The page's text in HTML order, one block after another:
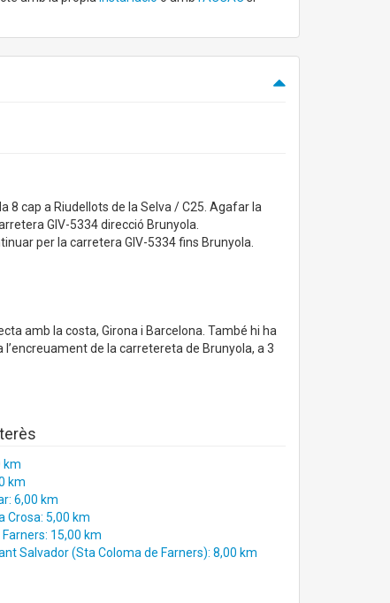
8 cap a Riudellots de la Selva / C25. Agafar la
GIV-5334 direcció Brunyola.
per la carretera GIV-5334 fins Brunyola.
amb la costa, Girona i Barcelona. També hi ha
de la carretereta de Brunyola, a 3
km
km
6,00 km
Crosa: 5,00 km
Farners: 15,00 km
Salvador (Sta Coloma de Farners): 8,00 km